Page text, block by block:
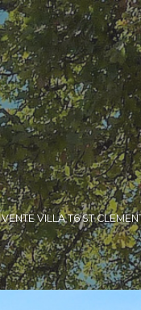
VENTE VILLA T6 ST